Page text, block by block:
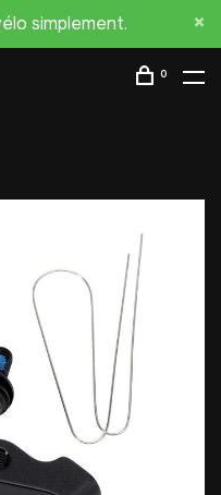
simplement.
0